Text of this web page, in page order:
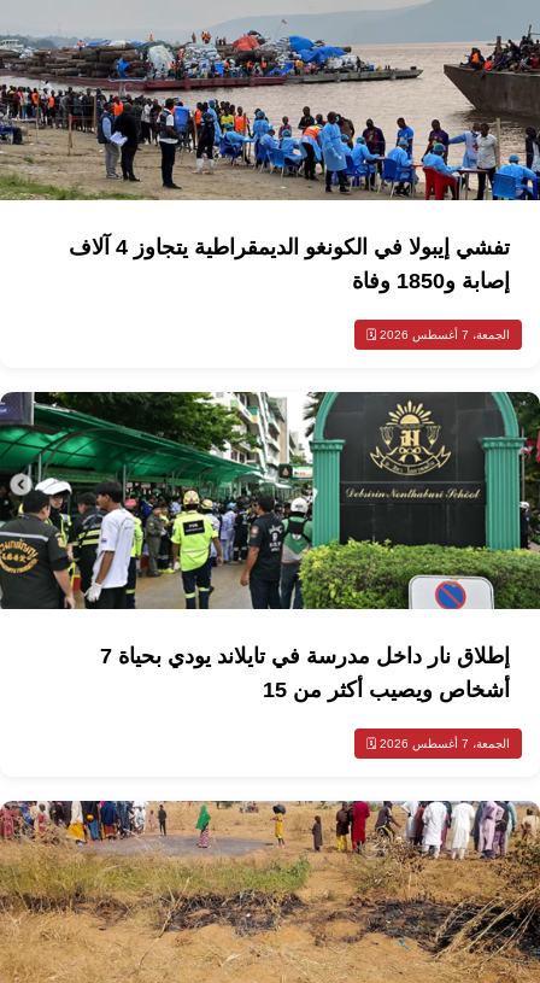
تفشي إيبولا في الكونغو الديمقراطية يتجاوز 4 آلاف
إصابة و1850 وفاة
الجمعة، 7 أغسطس 2026 🗓️
إطلاق نار داخل مدرسة في تايلاند يودي بحياة 7
أشخاص ويصيب أكثر من 15
الجمعة، 7 أغسطس 2026 🗓️